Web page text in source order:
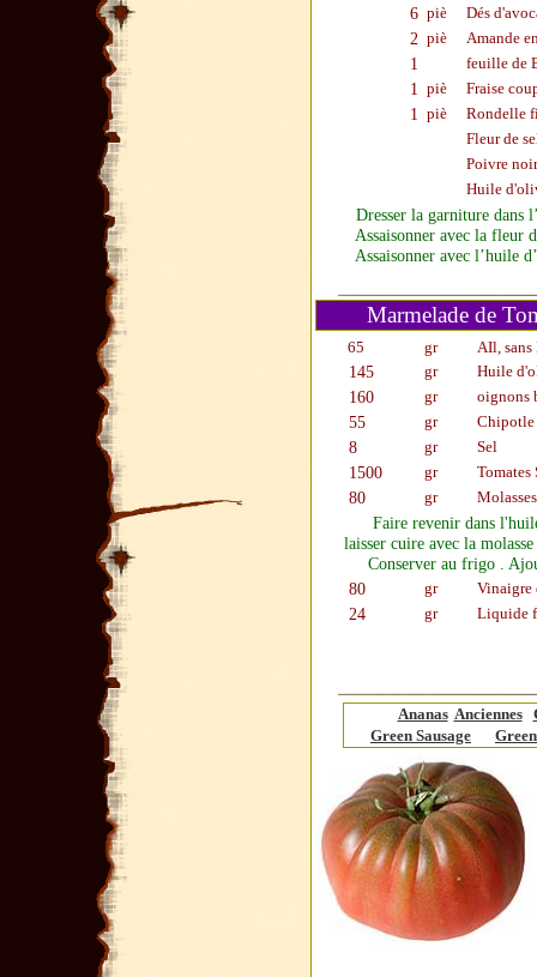
6 piè Dés
2 piè Amande
1 feuille de
1 piè Fraise
1 piè
Rondelle
Fleur de
Poivre noir
Huile
Dresser la garniture dans
Assaisonner avec la fleur
Assaisonner avec l’huile
Marmelade de
65 gr AIl, sans
145 gr Huile
160 gr oignons
55 gr Chipotle
8 gr Sel
1500 gr Tomates
80 gr Molasses
Faire revenir dans
laisser cuire avec la
Conserver au frigo .
80
gr Vinaigre
24 gr Liquide
Ananas Anciennes
Green Sausage